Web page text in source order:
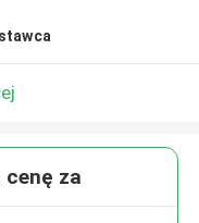
cenę za